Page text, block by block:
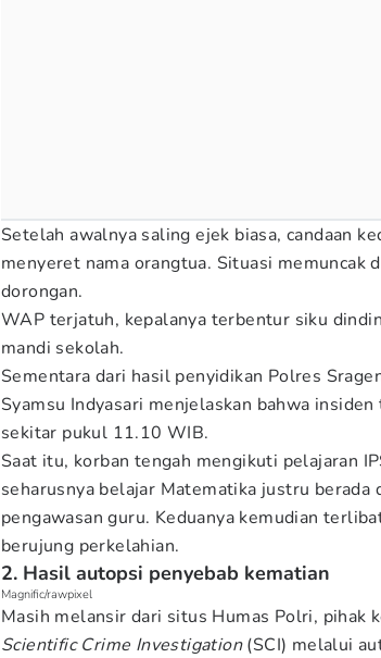
Setelah awalnya saling ejek biasa, candaan
menyeret nama orangtua. Situasi memuncak
dorongan.
WAP terjatuh, kepalanya terbentur siku
mandi sekolah.
Sementara dari hasil penyidikan Polres
Syamsu Indyasari menjelaskan bahwa
sekitar pukul 11.10 WIB.
Saat itu, korban tengah mengikuti pelajaran
seharusnya belajar Matematika justru berada
pengawasan guru. Keduanya kemudian
berujung perkelahian.
2. Hasil autopsi penyebab kematian
Magnific/rawpixel
Masih melansir dari situs Humas Polri, pihak
Scientific Crime Investigation(SCI) melalui